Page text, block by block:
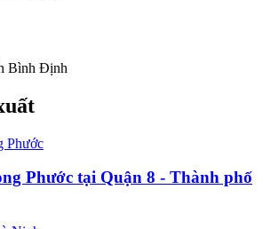
Phước tại Quận 8 - Thành phố